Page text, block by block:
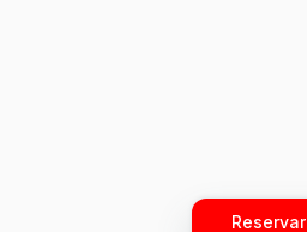
Reservar